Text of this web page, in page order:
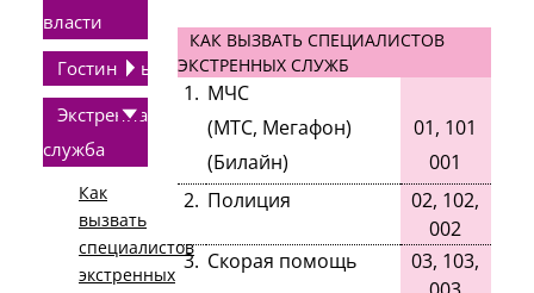
власти
Гостиницы
Экстренная
служба
Как
вызвать
специалистов
экстренных
КАК ВЫЗВАТЬ СПЕЦИАЛИСТОВ
ЭКСТРЕННЫХ СЛУЖБ
1. МЧС
(МТС, Мегафон)
(Билайн)
01, 101
001
2. Полиция
02, 102,
002
3. Скорая помощь
03, 103,